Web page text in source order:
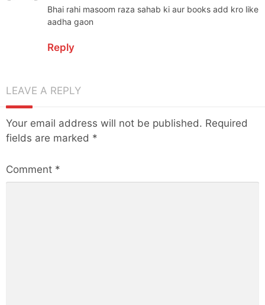
Bhai rahi masoom raza sahab ki aur books add kro like
aadha gaon
Reply
LEAVE A REPLY
Your email address will not be published. Required
fields are marked *
Comment *